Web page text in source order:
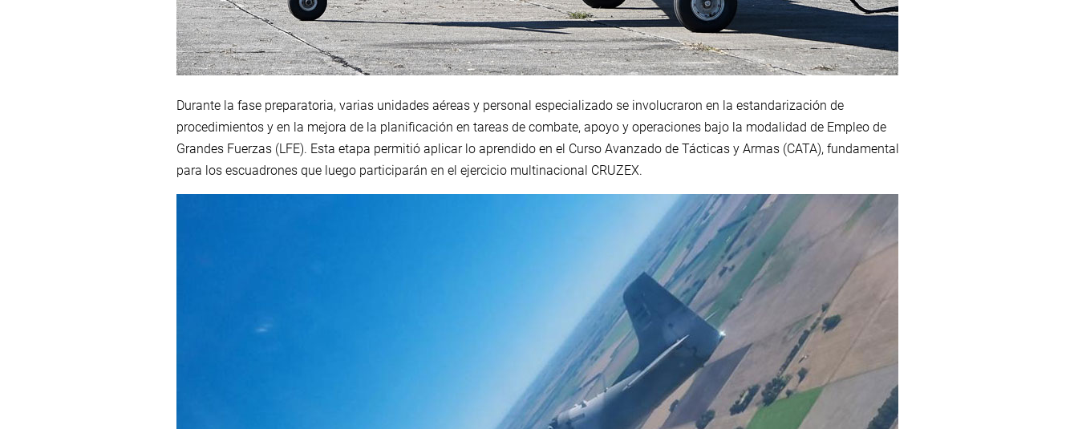
Durante la fase preparatoria, varias unidades aéreas y personal especializado se involucraron en la estandarización de
procedimientos y en la mejora de la planificación en tareas de combate, apoyo y operaciones bajo la modalidad de Empleo de
Grandes Fuerzas (LFE). Esta etapa permitió aplicar lo aprendido en el Curso Avanzado de Tácticas y Armas (CATA), fundamental
para los escuadrones que luego participarán en el ejercicio multinacional CRUZEX.